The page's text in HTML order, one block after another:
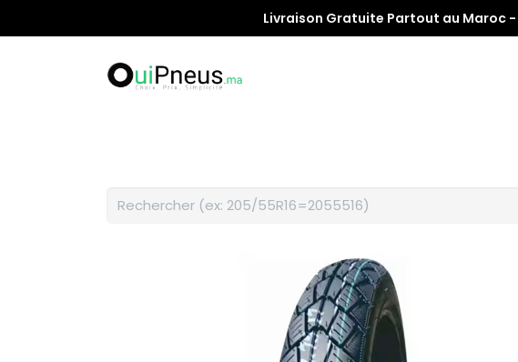
Livraison Gratuite Partout au Maroc -